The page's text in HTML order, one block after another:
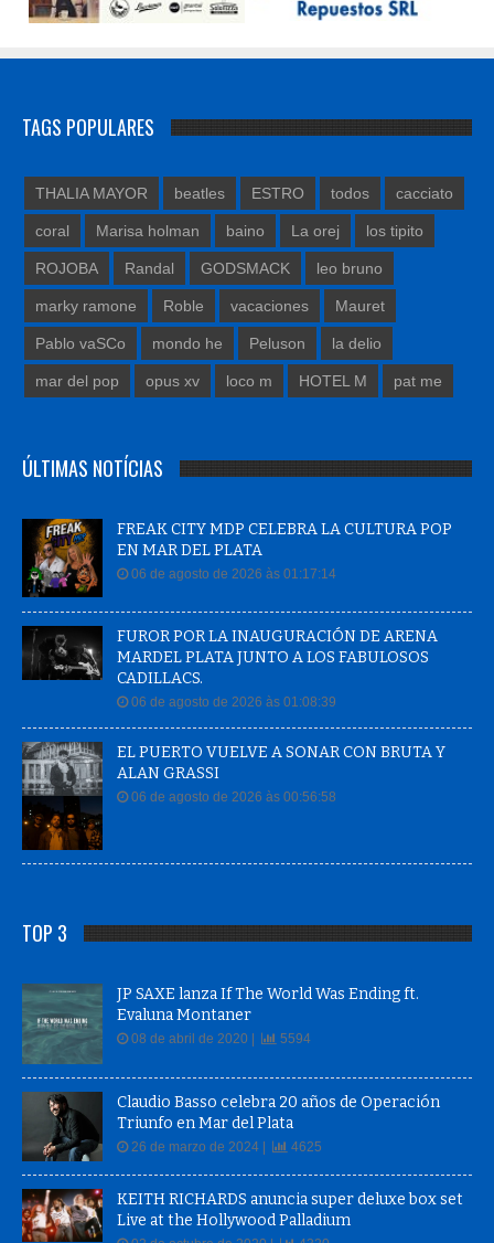
TAGS POPULARES
THALIA MAYOR beatles ESTRO todos cacciato
coral Marisa holman baino La orej los tipito
ROJOBA Randal GODSMACK leo bruno
marky ramone Roble vacaciones Mauret
Pablo vaSCo mondo he Peluson la delio
mar del pop opus xv loco m HOTEL M pat me
ÚLTIMAS NOTÍCIAS
FREAK CITY MDP CELEBRA LA CULTURA POP
EN MAR DEL PLATA
06 de agosto de 2026 às 01:17:14
FUROR POR LA INAUGURACIÓN DE ARENA
MARDEL PLATA JUNTO A LOS FABULOSOS
CADILLACS.
06 de agosto de 2026 às 01:08:39
EL PUERTO VUELVE A SONAR CON BRUTA Y
ALAN GRASSI
06 de agosto de 2026 às 00:56:58
TOP 3
JP SAXE lanza If The World Was Ending ft.
Evaluna Montaner
08 de abril de 2020 | 5594
Claudio Basso celebra 20 años de Operación
Triunfo en Mar del Plata
26 de marzo de 2024 | 4625
KEITH RICHARDS anuncia super deluxe box set
Live at the Hollywood Palladium